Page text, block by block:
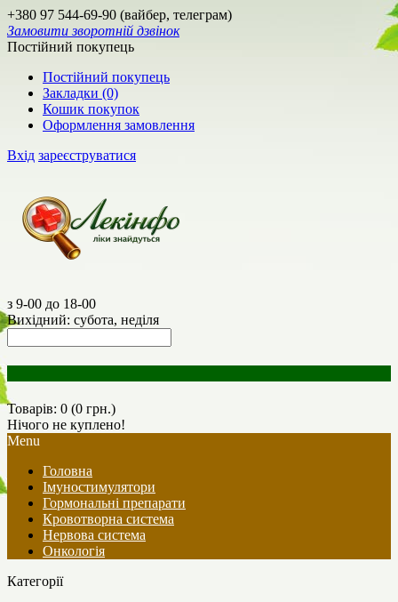
+380 97 544-69-90 (вайбер, телеграм)
Замовити зворотній дзвінок
Постійний покупець
Постійний покупець
Закладки (0)
Кошик покупок
Оформлення замовлення
Вхід зареєструватися
з 9-00 до 18-00
Вихідний: субота, неділя
Товарів: 0 (0 грн.)
Нічого не куплено!
Menu
Головна
Імуностимулятори
Гормональні препарати
Кровотворна система
Нервова система
Онкологія
Категорії